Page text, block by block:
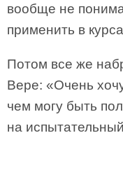
вообще не
применить в
Потом все же
Вере: «Очень
чем могу быть
на